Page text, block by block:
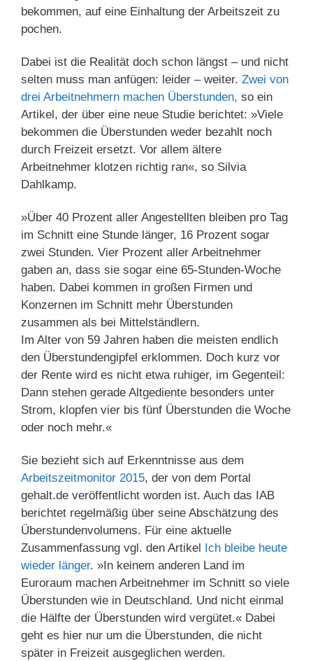
bekommen, auf eine Einhaltung der Arbeitszeit zu
pochen.
Dabei ist die Realität doch schon längst – und nicht
selten muss man anfügen: leider – weiter. Zwei von
drei Arbeitnehmern machen Überstunden, so ein
Artikel, der über eine neue Studie berichtet: »Viele
bekommen die Überstunden weder bezahlt noch
durch Freizeit ersetzt. Vor allem ältere
Arbeitnehmer klotzen richtig ran«, so Silvia
Dahlkamp.
»Über 40 Prozent aller Angestellten bleiben pro Tag
im Schnitt eine Stunde länger, 16 Prozent sogar
zwei Stunden. Vier Prozent aller Arbeitnehmer
gaben an, dass sie sogar eine 65-Stunden-Woche
haben. Dabei kommen in großen Firmen und
Konzernen im Schnitt mehr Überstunden
zusammen als bei Mittelständlern.
Im Alter von 59 Jahren haben die meisten endlich
den Überstundengipfel erklommen. Doch kurz vor
der Rente wird es nicht etwa ruhiger, im Gegenteil:
Dann stehen gerade Altgediente besonders unter
Strom, klopfen vier bis fünf Überstunden die Woche
oder noch mehr.«
Sie bezieht sich auf Erkenntnisse aus dem
Arbeitszeitmonitor 2015, der von dem Portal
gehalt.de veröffentlicht worden ist. Auch das IAB
berichtet regelmäßig über seine Abschätzung des
Überstundenvolumens. Für eine aktuelle
Zusammenfassung vgl. den Artikel
Ich bleibe heute
wieder länger. »In keinem anderen Land im
Euroraum machen Arbeitnehmer im Schnitt so viele
Überstunden wie in Deutschland. Und nicht einmal
die Hälfte der Überstunden wird vergütet.« Dabei
geht es hier nur um die Überstunden, die nicht
später in Freizeit ausgeglichen werden.